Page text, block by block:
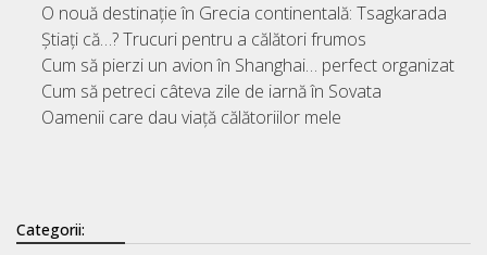
O nouă destinație în Grecia continentală: Tsagkarada
Știați că…? Trucuri pentru a călători frumos
Cum să pierzi un avion în Shanghai… perfect organizat
Cum să petreci câteva zile de iarnă în Sovata
Oamenii care dau viață călătoriilor mele
Categorii: